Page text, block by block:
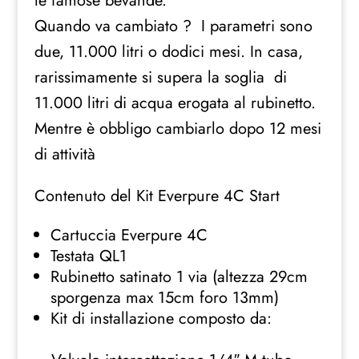
Quando va cambiato ? I parametri sono
due, 11.000 litri o dodici mesi. In casa,
rarissimamente si supera la soglia di
11.000 litri di acqua erogata al rubinetto.
Mentre è obbligo cambiarlo dopo 12 mesi
di attività
Contenuto del Kit Everpure 4C Start
Cartuccia Everpure 4C
Testata QL1
Rubinetto satinato 1 via (altezza 29cm
sporgenza max 15cm foro 13mm)
Kit di installazione composto da: